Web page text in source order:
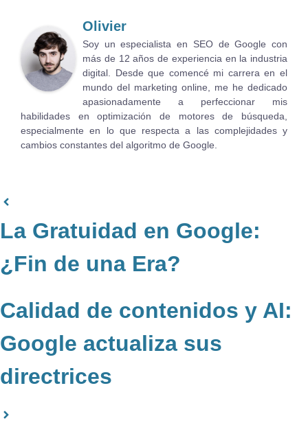
Olivier
Soy un especialista en SEO de Google con
más de 12 años de experiencia en la industria
digital. Desde que comencé mi carrera en el
mundo del marketing online, me he dedicado
apasionadamente a perfeccionar mis
habilidades en optimización de motores de búsqueda,
especialmente en lo que respecta a las complejidades y
cambios constantes del algoritmo de Google.
La Gratuidad en Google:
¿Fin de una Era?
Calidad de contenidos y AI:
Google actualiza sus
directrices